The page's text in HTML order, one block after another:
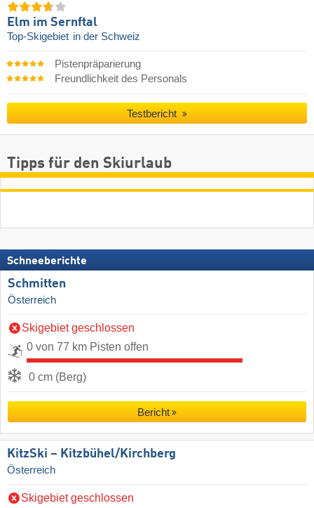
Elm im Sernftal
Top-Skigebiet in der Schweiz
Pistenpräparierung
Freundlichkeit des Personals
Testbericht
Tipps für den Skiurlaub
Schneeberichte
Schmitten
Österreich
Skigebiet geschlossen
0 von 77 km Pisten offen
0 cm (Berg)
Bericht
KitzSki – Kitzbühel/​Kirchberg
Österreich
Skigebiet geschlossen